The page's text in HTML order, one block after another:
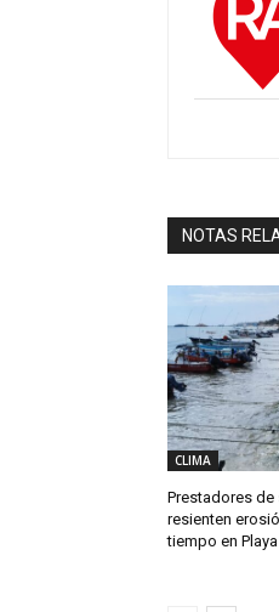
NOTAS
CLIMA
Prestadores
resienten
tiempo en